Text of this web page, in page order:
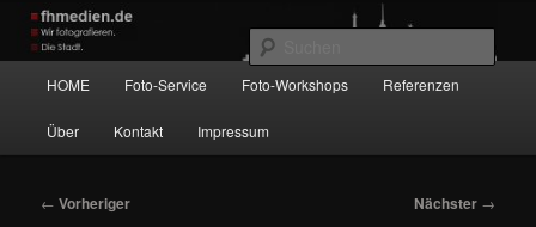
Zum
primären
Inhalt
springen
Wir fotografieren die Hauptstadt!
HOME Foto-Service Foto-Workshops Referenzen
Über Kontakt Impressum
Beitragsnavigation
← Vorheriger Nächster →